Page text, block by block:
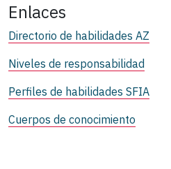
Enlaces
Directorio de habilidades AZ
Niveles de responsabilidad
Perfiles de habilidades SFIA
Cuerpos de conocimiento